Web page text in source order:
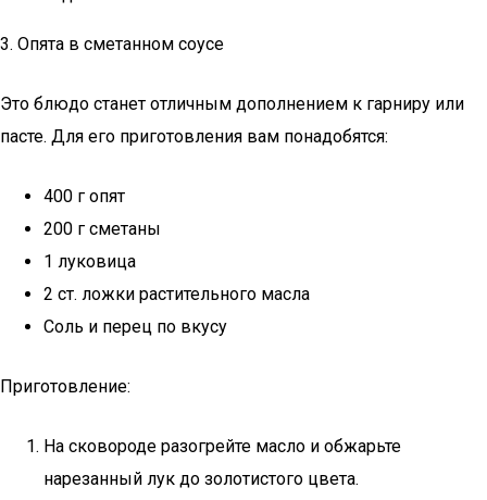
3. Опята в сметанном соусе
Это блюдо станет отличным дополнением к гарниру или
пасте. Для его приготовления вам понадобятся:
400 г опят
200 г сметаны
1 луковица
2 ст. ложки растительного масла
Соль и перец по вкусу
Приготовление:
На сковороде разогрейте масло и обжарьте
нарезанный лук до золотистого цвета.